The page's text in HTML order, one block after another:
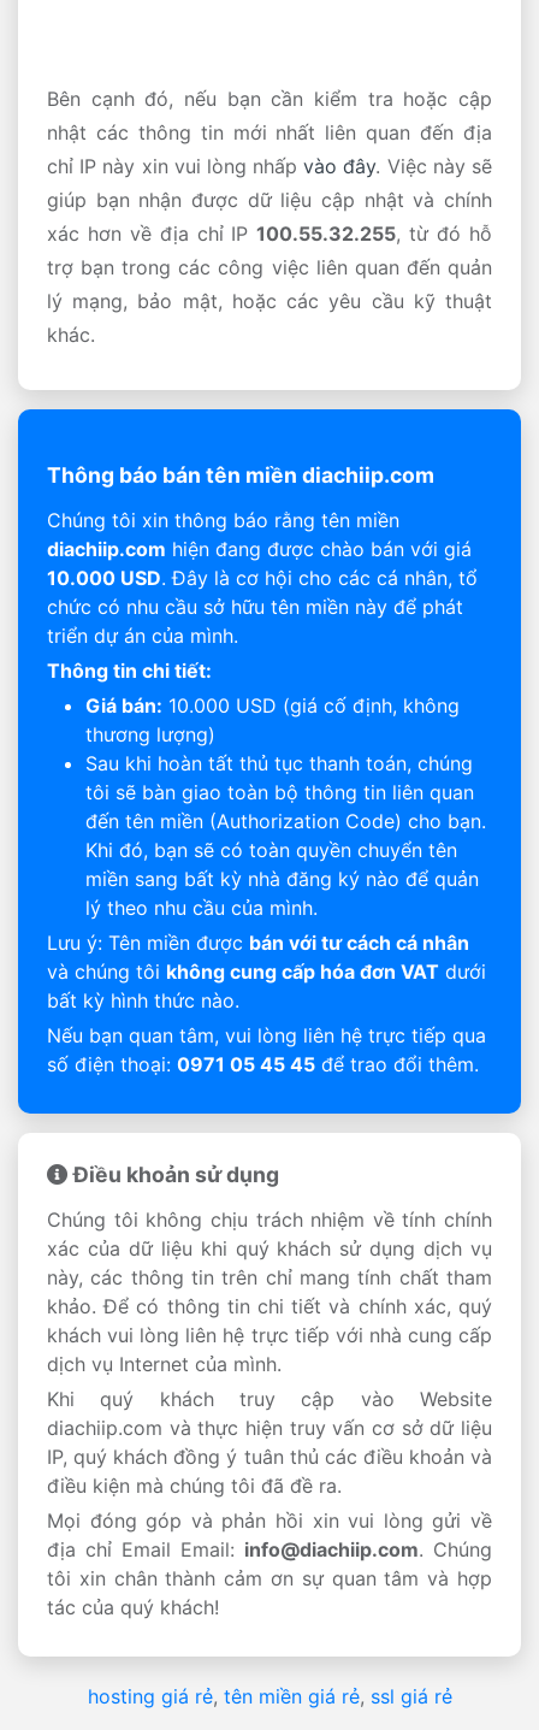
Bên cạnh đó, nếu bạn cần kiểm tra hoặc cập
nhật các thông tin mới nhất liên quan đến địa
chỉ IP này xin vui lòng nhấpvào đây. Việc này sẽ
giúp bạn nhận được dữ liệu cập nhật và chính
xác hơn về địa chỉ IP100.55.32.255, từ đó hỗ
trợ bạn trong các công việc liên quan đến quản
lý mạng, bảo mật, hoặc các yêu cầu kỹ thuật
khác.
Thông báo bán tên miền diachiip.com
Chúng tôi xin thông báo rằng tên miền
diachiip.com hiện đang được chào bán với giá
10.000 USD. Đây là cơ hội cho các cá nhân, tổ
chức có nhu cầu sở hữu tên miền này để phát
triển dự án của mình.
Thông tin chi tiết:
Giá bán: 10.000 USD (giá cố định, không
thương lượng)
Sau khi hoàn tất thủ tục thanh toán, chúng
tôi sẽ bàn giao toàn bộ thông tin liên quan
đến tên miền (Authorization Code) cho bạn.
Khi đó, bạn sẽ có toàn quyền chuyển tên
miền sang bất kỳ nhà đăng ký nào để quản
lý theo nhu cầu của mình.
Lưu ý: Tên miền được bán với tư cách cá nhân
và chúng tôi không cung cấp hóa đơn VAT dưới
bất kỳ hình thức nào.
Nếu bạn quan tâm, vui lòng liên hệ trực tiếp qua
số điện thoại: 0971 05 45 45 để trao đổi thêm.
Điều khoản sử dụng
Chúng tôi không chịu trách nhiệm về tính chính
xác của dữ liệu khi quý khách sử dụng dịch vụ
này, các thông tin trên chỉ mang tính chất tham
khảo. Để có thông tin chi tiết và chính xác, quý
khách vui lòng liên hệ trực tiếp với nhà cung cấp
dịch vụ Internet của mình.
Khi quý khách truy cập vào Website
diachiip.com và thực hiện truy vấn cơ sở dữ liệu
IP, quý khách đồng ý tuân thủ các điều khoản và
điều kiện mà chúng tôi đã đề ra.
Mọi đóng góp và phản hồi xin vui lòng gửi về
địa chỉ Email Email: info@diachiip.com. Chúng
tôi xin chân thành cảm ơn sự quan tâm và hợp
tác của quý khách!
hosting giá rẻ, tên miền giá rẻ, ssl giá rẻ